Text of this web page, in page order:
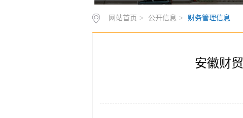
网站首页 > 公开信息 > 财务管理信息
安徽财